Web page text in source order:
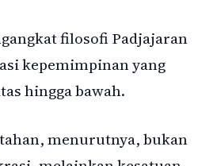
filosofi Padjajaran
kepemimpinan yang
hingga bawah.
menurutnya, bukan